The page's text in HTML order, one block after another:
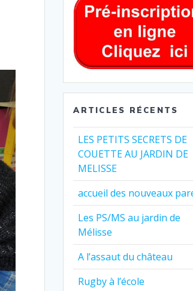
ARTICLES RÉCENTS
LES PETITS SECRETS DE
COUETTE AU JARDIN DE
MELISSE
accueil des nouveaux
Les PS/MS au jardin de
Mélisse
A l’assaut du château
Rugby à l’école